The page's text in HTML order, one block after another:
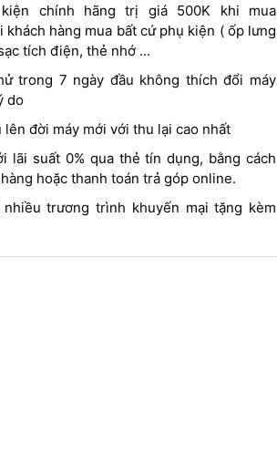
chính hãng trị giá 500K khi mua
khách hàng mua bất cứ phụ kiện ( ốp lưng
tích điện, thẻ nhớ ...
trong 7 ngày đầu không thích đổi máy
do
lên đời máy mới với thu lại cao nhất
lãi suất 0% qua thẻ tín dụng, bằng cách
hoặc thanh toán trả góp online.
trương trình khuyến mại tặng kèm